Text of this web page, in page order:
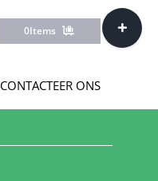
0Items
CONTACTEER ONS
Toggle
Sliding